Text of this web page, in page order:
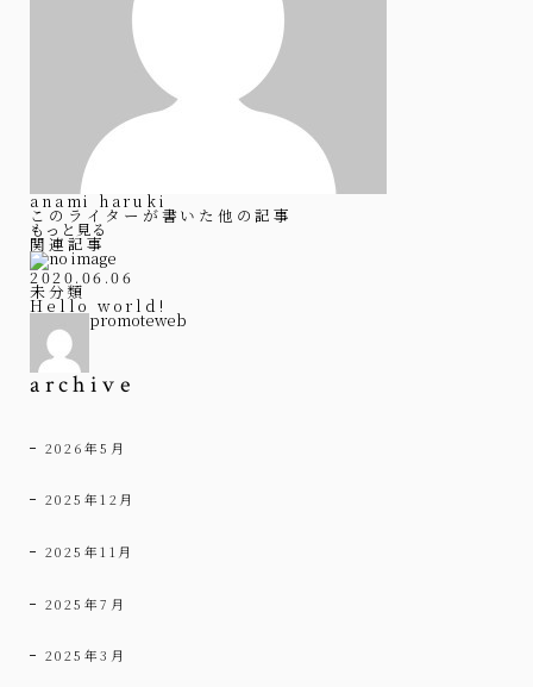
anami haruki
このライターが書いた他の記事
もっと見る
関連記事
2020.06.06
未分類
Hello world!
promoteweb
archive
2026年5月
2025年12月
2025年11月
2025年7月
2025年3月